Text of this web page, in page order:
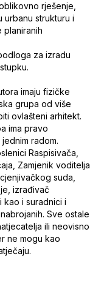
rješenje,
strukturu i
planiranih
za izradu
imaju fizičke
grupa od više
ovlašteni arhitekt.
ima pravo
radom.
Raspisivača,
Zamjenik voditelja
suda,
izrađivač
kao i suradnici i
Sve ostale
ili neovisno
ne mogu kao